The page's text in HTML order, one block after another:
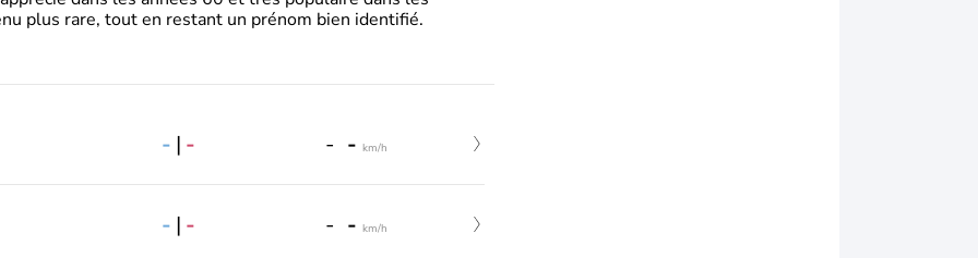
plus rare, tout en restant un prénom bien identifié.
- | - - - km/h
- | - - - km/h